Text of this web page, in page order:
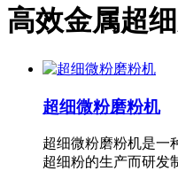
高效金属超
超细微粉磨粉机
超细微粉磨粉机是一
超细粉的生产而研